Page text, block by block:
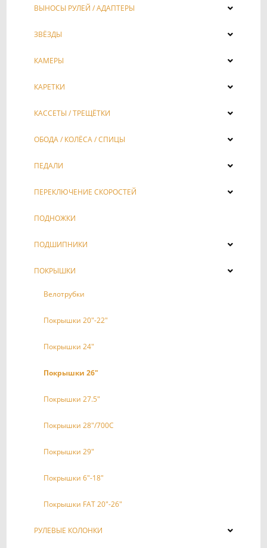
ВЫНОСЫ РУЛЕЙ / АДАПТЕРЫ
ЗВЁЗДЫ
КАМЕРЫ
КАРЕТКИ
КАССЕТЫ / ТРЕЩЁТКИ
ОБОДА / КОЛЁСА / СПИЦЫ
ПЕДАЛИ
ПЕРЕКЛЮЧЕНИЕ СКОРОСТЕЙ
ПОДНОЖКИ
ПОДШИПНИКИ
ПОКРЫШКИ
Велотрубки
Покрышки 20"-22"
Покрышки 24"
Покрышки 26"
Покрышки 27.5"
Покрышки 28"/700С
Покрышки 29"
Покрышки 6"-18"
Покрышки FAT 20"-26"
РУЛЕВЫЕ КОЛОНКИ